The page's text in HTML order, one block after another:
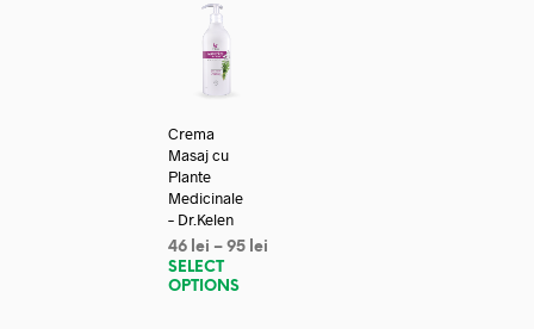
Crema
Masaj cu
Plante
Medicinale
– Dr.Kelen
46 lei – 95 lei
SELECT
OPTIONS